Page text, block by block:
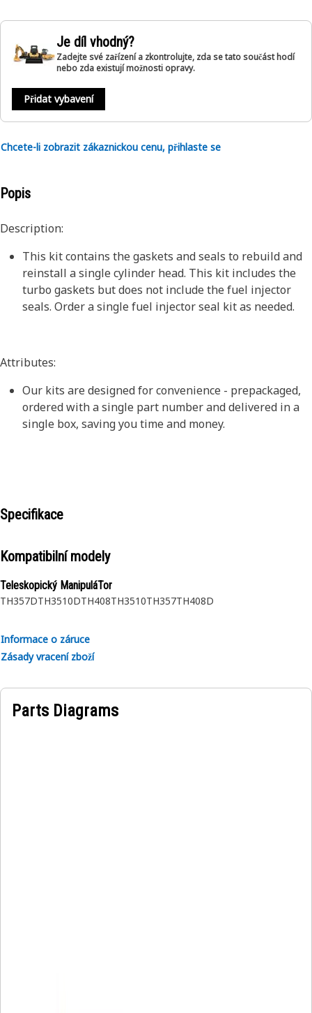
Je díl vhodný?
Zadejte své zařízení a zkontrolujte, zda se tato součást hodí
nebo zda existují možnosti opravy.
Přidat vybavení
Chcete-li zobrazit zákaznickou cenu, přihlaste se
Popis
Description:
This kit contains the gaskets and seals to rebuild and
reinstall a single cylinder head. This kit includes the
turbo gaskets but does not include the fuel injector
seals. Order a single fuel injector seal kit as needed.
Attributes:
Our kits are designed for convenience - prepackaged,
ordered with a single part number and delivered in a
single box, saving you time and money.
Specifikace
Kompatibilní modely
Teleskopický ManipuláTor
TH357DTH3510DTH408TH3510TH357TH408D
Informace o záruce
Zásady vracení zboží
Parts Diagrams